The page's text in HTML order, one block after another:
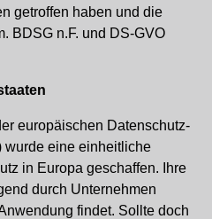
getroffen haben und die
BDSG n.F. und DS-GVO
europäischen Datenschutz-
wurde eine einheitliche
in Europa geschaffen. Ihre
durch Unternehmen
findet. Sollte doch